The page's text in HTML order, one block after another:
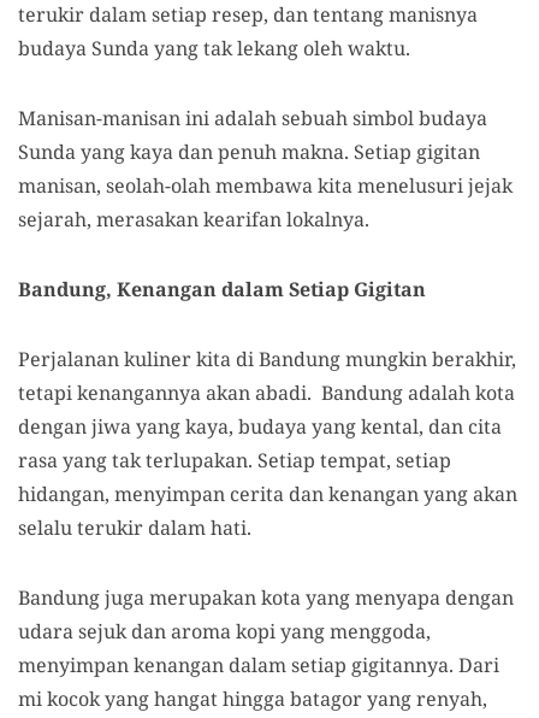
terukir dalam setiap resep, dan tentang manisnya
budaya Sunda yang tak lekang oleh waktu.
Manisan-manisan ini adalah sebuah simbol budaya
Sunda yang kaya dan penuh makna. Setiap gigitan
manisan, seolah-olah membawa kita menelusuri jejak
sejarah, merasakan kearifan lokalnya.
Bandung, Kenangan dalam Setiap Gigitan
Perjalanan kuliner kita di Bandung mungkin berakhir,
tetapi kenangannya akan abadi. Bandung adalah kota
dengan jiwa yang kaya, budaya yang kental, dan cita
rasa yang tak terlupakan. Setiap tempat, setiap
hidangan, menyimpan cerita dan kenangan yang akan
selalu terukir dalam hati.
Bandung juga merupakan kota yang menyapa dengan
udara sejuk dan aroma kopi yang menggoda,
menyimpan kenangan dalam setiap gigitannya. Dari
mi kocok yang hangat hingga batagor yang renyah,